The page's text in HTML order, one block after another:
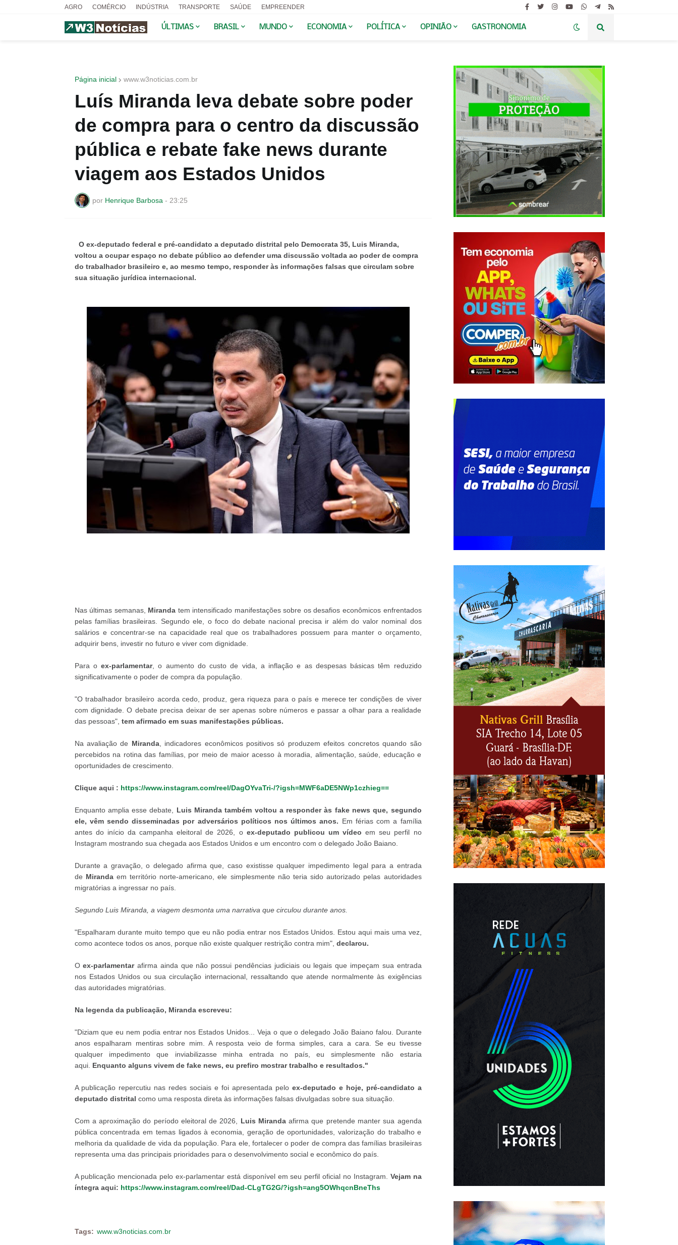
AGRO COMÉRCIO INDÚSTRIA TRANSPORTE SAÚDE EMPREENDER
ÚLTIMAS BRASIL MUNDO ECONOMIA POLÍTICA OPINIÃO GASTRONOMIA
Página inicial www.w3noticias.com.br
Luís Miranda leva debate sobre poder
de compra para o centro da discussão
pública e rebate fake news durante
viagem aos Estados Unidos
por Henrique Barbosa - 23:25
O ex-deputado federal e pré-candidato a deputado distrital pelo Democrata 35, Luis Miranda,
voltou a ocupar espaço no debate público ao defender uma discussão voltada ao poder de compra
do trabalhador brasileiro e, ao mesmo tempo, responder às informações falsas que circulam sobre
sua situação jurídica internacional.
Nas últimas semanas, Miranda tem intensificado manifestações sobre os desafios econômicos enfrentados
pelas famílias brasileiras. Segundo ele, o foco do debate nacional precisa ir além do valor nominal dos
salários e concentrar-se na capacidade real que os trabalhadores possuem para manter o orçamento,
adquirir bens, investir no futuro e viver com dignidade.
Para o ex-parlamentar, o aumento do custo de vida, a inflação e as despesas básicas têm reduzido
significativamente o poder de compra da população.
"O trabalhador brasileiro acorda cedo, produz, gera riqueza para o país e merece ter condições de viver
com dignidade. O debate precisa deixar de ser apenas sobre números e passar a olhar para a realidade
das pessoas", tem afirmado em suas manifestações públicas.
Na avaliação de Miranda, indicadores econômicos positivos só produzem efeitos concretos quando são
percebidos na rotina das famílias, por meio de maior acesso à moradia, alimentação, saúde, educação e
oportunidades de crescimento.
Clique aqui : https://www.instagram.com/reel/DagOYvaTri-/?igsh=MWF6aDE5NWp1czhieg==
Enquanto amplia esse debate, Luis Miranda também voltou a responder às fake news que, segundo
ele, vêm sendo disseminadas por adversários políticos nos últimos anos. Em férias com a família
antes do início da campanha eleitoral de 2026, o ex-deputado publicou um vídeoem seu perfil no
Instagram mostrando sua chegada aos Estados Unidos e um encontro com o delegado João Baiano.
Durante a gravação, o delegado afirma que, caso existisse qualquer impedimento legal para a entrada
de Mirandaem território norte-americano, ele simplesmente não teria sido autorizado pelas autoridades
migratórias a ingressar no país.
Segundo Luis Miranda, a viagem desmonta uma narrativa que circulou durante anos.
"Espalharam durante muito tempo que eu não podia entrar nos Estados Unidos. Estou aqui mais uma vez,
como acontece todos os anos, porque não existe qualquer restrição contra mim", declarou.
Oex-parlamentarafirma ainda que não possui pendências judiciais ou legais que impeçam sua entrada
nos Estados Unidos ou sua circulação internacional, ressaltando que atende normalmente às exigências
das autoridades migratórias.
Na legenda da publicação, Miranda escreveu:
"Diziam que eu nem podia entrar nos Estados Unidos... Veja o que o delegado João Baiano falou. Durante
anos espalharam mentiras sobre mim. A resposta veio de forma simples, cara a cara. Se eu tivesse
qualquer impedimento que inviabilizasse minha entrada no país, eu simplesmente não estaria
aqui. Enquanto alguns vivem de fake news, eu prefiro mostrar trabalho e resultados."
A publicação repercutiu nas redes sociais e foi apresentada pelo ex-deputado e hoje, pré-candidato a
deputado distrital como uma resposta direta às informações falsas divulgadas sobre sua situação.
Com a aproximação do período eleitoral de 2026, Luis Mirandaafirma que pretende manter sua agenda
pública concentrada em temas ligados à economia, geração de oportunidades, valorização do trabalho e
melhoria da qualidade de vida da população. Para ele, fortalecer o poder de compra das famílias brasileiras
representa uma das principais prioridades para o desenvolvimento social e econômico do país.
A publicação mencionada pelo ex-parlamentar está disponível em seu perfil oficial no Instagram. Vejam na
íntegra aqui: https://www.instagram.com/reel/Dad-CLgTG2G/?igsh=ang5OWhqcnBneThs
Tags: www.w3noticias.com.br